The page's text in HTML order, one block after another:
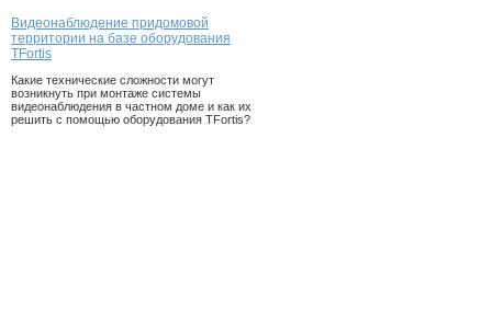
Видеонаблюдение придомовой
территории на базе оборудования
TFortis
Какие технические сложности могут
возникнуть при монтаже системы
видеонаблюдения в частном доме и как их
решить с помощью оборудования TFortis?